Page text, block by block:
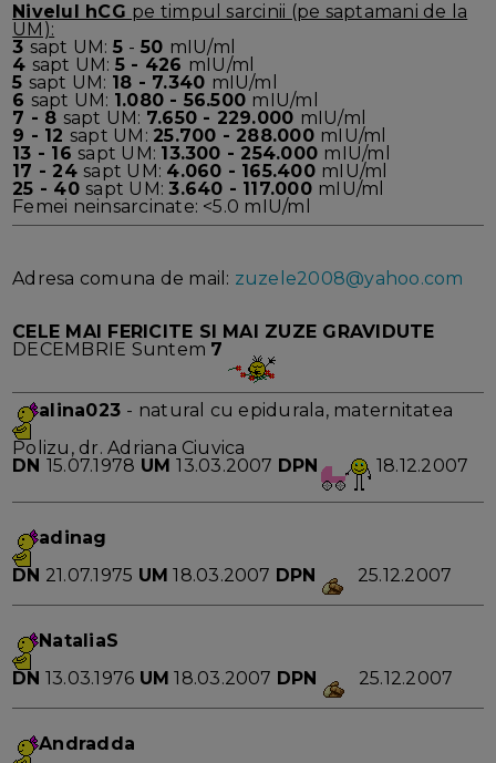
Nivelul hCG pe timpul sarcinii (pe saptamani de la
UM):
3 sapt UM: 5 - 50 mIU/ml
4 sapt UM: 5 - 426 mIU/ml
5 sapt UM: 18 - 7.340 mIU/ml
6 sapt UM: 1.080 - 56.500 mIU/ml
7 - 8 sapt UM: 7.650 - 229.000 mIU/ml
9 - 12 sapt UM: 25.700 - 288.000 mIU/ml
13 - 16sapt UM: 13.300 - 254.000 mIU/ml
17 - 24sapt UM: 4.060 - 165.400 mIU/ml
25 - 40sapt UM:3.640 - 117.000 mIU/ml
Femei neinsarcinate: <5.0 mIU/ml
Adresa comuna de mail: zuzele2008@yahoo.com
CELE MAI FERICITE SI MAI ZUZE GRAVIDUTE
DECEMBRIE Suntem 7
alina023 - natural cu epidurala, maternitatea
Polizu, dr. Adriana Ciuvica
DN 15.07.1978 UM13.03.2007 DPN 18.12.2007
adinag
DN 21.07.1975 UM 18.03.2007 DPN 25.12.2007
NataliaS
DN 13.03.1976 UM 18.03.2007 DPN 25.12.2007
Andradda